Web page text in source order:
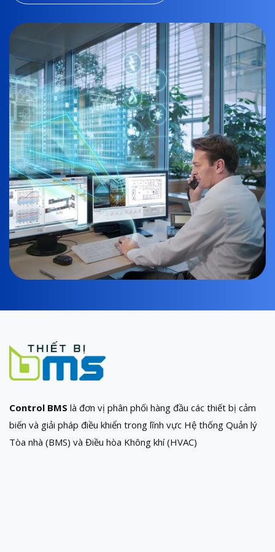
Control BMS là đơn vị phân phối hàng đầu các thiết bị cảm
biến và giải pháp điều khiển trong lĩnh vực Hệ thống Quản lý
Tòa nhà (BMS) và Điều hòa Không khí (HVAC)